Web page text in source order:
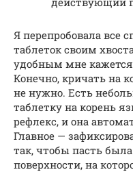
Я перепробовала все
таблеток своим
удобным мне
Конечно, кричать на
не нужно. Есть
таблетку на корень
рефлекс, и она
Главное —
так, чтобы пасть
поверхности, на